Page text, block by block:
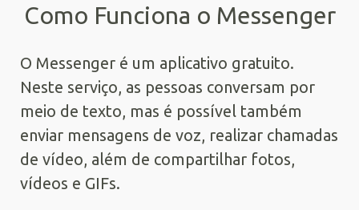
Como Funciona o Messenger
O Messenger é um aplicativo gratuito.
Neste serviço, as pessoas conversam por
meio de texto, mas é possível também
enviar mensagens de voz, realizar chamadas
de vídeo, além de compartilhar fotos,
vídeos e GIFs.